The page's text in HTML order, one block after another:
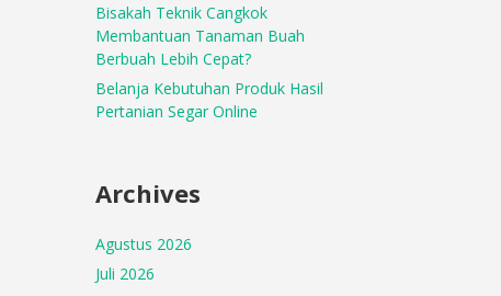
Bisakah Teknik Cangkok
Membantuan Tanaman Buah
Berbuah Lebih Cepat?
Belanja Kebutuhan Produk Hasil
Pertanian Segar Online
Archives
Agustus 2026
Juli 2026